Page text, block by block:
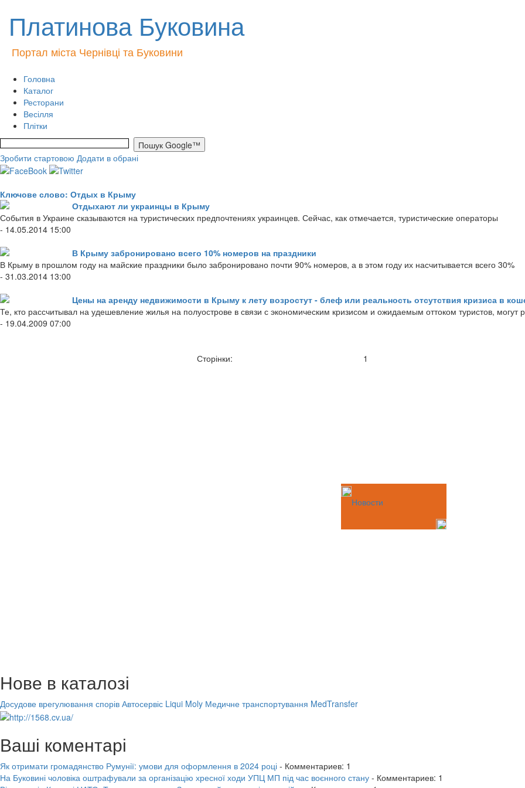
Платинова Буковина
Портал міста Чернівці та Буковини
Головна
Каталог
Ресторани
Весілля
Плітки
Зробити стартовою Додати в обрані
Ключове слово: Отдых в Крыму
Отдыхают ли украинцы в Крыму
События в Украине сказываются на туристических предпочтениях украинцев. Сейчас, как отмечается, туристические операторы
- 14.05.2014 15:00
В Крыму забронировано всего 10% номеров на праздники
В Крыму в прошлом году на майские праздники было забронировано почти 90% номеров, а в этом году их насчитывается всего 30%
- 31.03.2014 13:00
Цены на аренду недвижимости в Крыму к лету возростут - блеф или реальность отсутствия кризиса в
Те, кто рассчитывал на удешевление жилья на полуострове в связи с экономическим кризисом и ожидаемым оттоком туристов, могут
- 19.04.2009 07:00
Сторінки: 1
Новости
Нове в каталозі
Досудове врегулювання спорів Автосервіс Liqui Moly Медичне транспортування MedTransfer
Ваші коментарі
Як отримати громадянство Румунії: умови для оформлення в 2024 році - Комментариев: 1
На Буковині чоловіка оштрафували за організацію хресної ходи УПЦ МП під час воєнного стану - Комментариев: 1